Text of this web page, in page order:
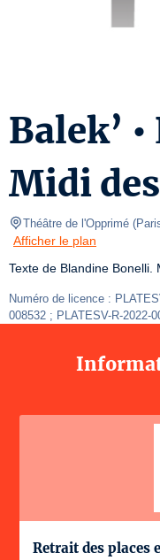
Balek’
Midi
Théâtre de l'Opprimé (
Afficher le plan
Texte de Blandine Bonelli.
Numéro de licence :
008532 ; PLATESV-R-2022-
Retrait des places